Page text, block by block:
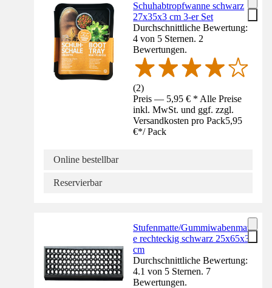
Schuhabtropfwanne schwarz
27x35x3 cm 3-er Set
Durchschnittliche Bewertung:
4 von 5 Sternen. 2
Bewertungen.
(2)
Preis — 5,95 € * Alle Preise
inkl. MwSt. und ggf. zzgl.
Versandkosten pro Pack5,95
€*/ Pack
Online bestellbar
Reservierbar
Stufenmatte/Gummiwabenmatt
e rechteckig schwarz 25x65x3
cm
Durchschnittliche Bewertung:
4.1 von 5 Sternen. 7
Bewertungen.